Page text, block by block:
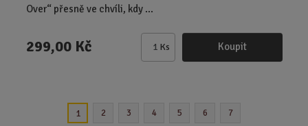
Over“ přesně ve chvíli, kdy ...
299,00 Kč
Z
Ks Koupit
1 2 3 4 5 6 7